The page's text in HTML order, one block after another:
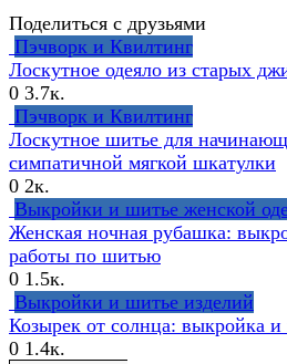
Поделиться с друзьями
Пэчворк и Квилтинг
Лоскутное одеяло из старых
0 3.7к.
Пэчворк и Квилтинг
Лоскутное шитье для
симпатичной мягкой шкатулки
0 2к.
Выкройки и шитье женской
Женская ночная рубашка:
работы по шитью
0 1.5к.
Выкройки и шитье изделий
Козырек от солнца: выкройка
0 1.4к.